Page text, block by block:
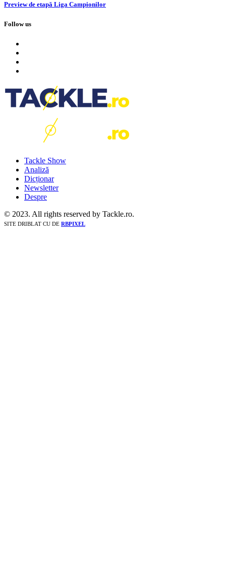
Preview de etapă Liga Campionilor
Follow us
Tackle Show
Analiză
Dicționar
Newsletter
Despre
© 2023. All rights reserved by Tackle.ro.
SITE DRIBLAT CU DE RBPIXEL